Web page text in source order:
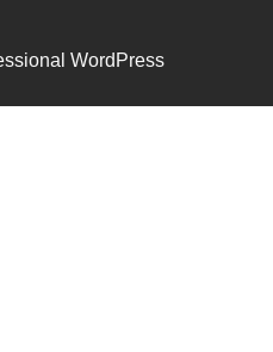
WordPress